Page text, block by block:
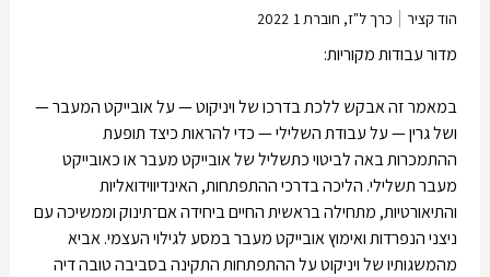
הוד קציר כרך ל"ז, חוברת 1 2022
מדור עבודות מקוריות:
במאמר זה אבקש ללכת בדרכו של ויניקוט — על אובייקט המעבר —
ושל גרין — על עבודת השלילי — כדי להראות כיצד תופעת
ההתמכרות באה לביטוי כתשליל של אובייקט מעבר או כאובייקט
מעבר תשלילי. הליכה בדרכי ההתפתחות, האינדיווידואליות
והתיאורטיות, מתחילה בראשית החיים ביחידה אם־תינוק וממשיכה עם
ניצני הנפרדות ואימוץ אובייקט מעבר במסע לגילוי העצמי. אביא
מהמשגותיו של ויניקוט על ההתפתחות התקינה בסביבה טובה דיה